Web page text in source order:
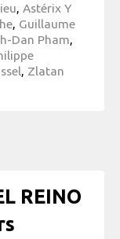
, Astérix Y
, Guillaume
Dan Pham,
, Zlatan
REINO